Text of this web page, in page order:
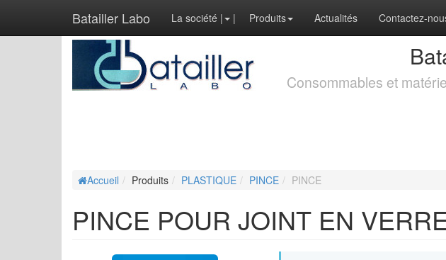
Batailler Labo La société | | Produits Actualités Contactez-
Consommables et
Accueil Produits PLASTIQUE PINCE PINCE
PINCE POUR JOINT EN